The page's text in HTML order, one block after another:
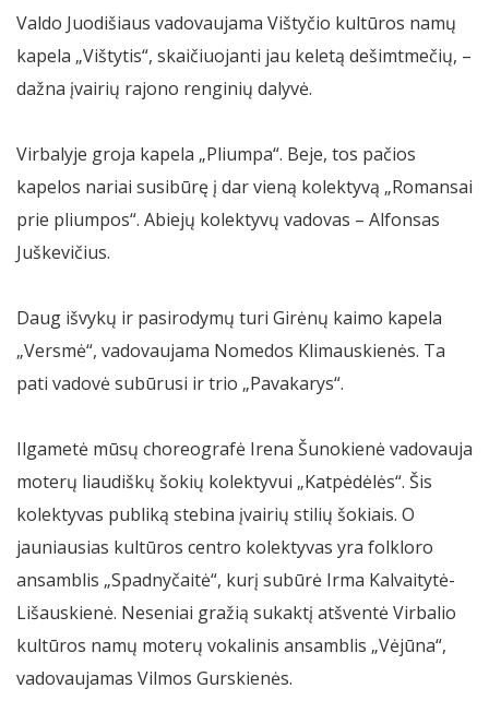
Valdo Juodišiaus vadovaujama Vištyčio kultūros namų
kapela „Vištytis“, skaičiuojanti jau keletą dešimtmečių, –
dažna įvairių rajono renginių dalyvė.
Virbalyje groja kapela „Pliumpa“. Beje, tos pačios
kapelos nariai susibūrę į dar vieną kolektyvą „Romansai
prie pliumpos“. Abiejų kolektyvų vadovas – Alfonsas
Juškevičius.
Daug išvykų ir pasirodymų turi Girėnų kaimo kapela
„Versmė“, vadovaujama Nomedos Klimauskienės. Ta
pati vadovė subūrusi ir trio „Pavakarys“.
Ilgametė mūsų choreografė Irena Šunokienė vadovauja
moterų liaudiškų šokių kolektyvui „Katpėdėlės“. Šis
kolektyvas publiką stebina įvairių stilių šokiais. O
jauniausias kultūros centro kolektyvas yra folkloro
ansamblis „Spadnyčaitė“, kurį subūrė Irma Kalvaitytė-
Lišauskienė. Neseniai gražią sukaktį atšventė Virbalio
kultūros namų moterų vokalinis ansamblis „Vėjūna“,
vadovaujamas Vilmos Gurskienės.